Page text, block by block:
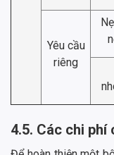
Yêu cầu
riêng
4.5. Các chi